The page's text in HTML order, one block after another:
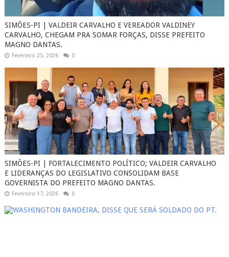
SIMÕES-PI | VALDEIR CARVALHO E VEREADOR VALDINEY
CARVALHO, CHEGAM PRA SOMAR FORÇAS, DISSE PREFEITO
MAGNO DANTAS.
Fevereiro 25, 2026 0
SIMÕES-PI | FORTALECIMENTO POLÍTICO; VALDEIR CARVALHO
E LIDERANÇAS DO LEGISLATIVO CONSOLIDAM BASE
GOVERNISTA DO PREFEITO MAGNO DANTAS.
Fevereiro 17, 2026 0